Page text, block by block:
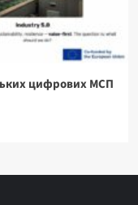
цифрових МСП